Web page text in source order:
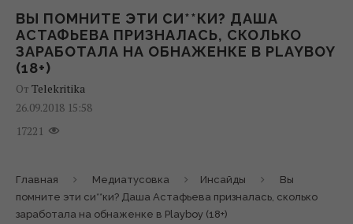
ВЫ ПОМНИТЕ ЭТИ СИ**КИ? ДАША
АСТАФЬЕВА ПРИЗНАЛАСЬ, СКОЛЬКО
ЗАРАБОТАЛА НА ОБНАЖЕНКЕ В PLAYBOY
(18+)
От Telekritika
26.09.2018 15:58
17221
Главная Медиатусовка Инсайды
Вы
помните эти си**ки? Даша Астафьева призналась, сколько
заработала на обнаженке в Playboy (18+)